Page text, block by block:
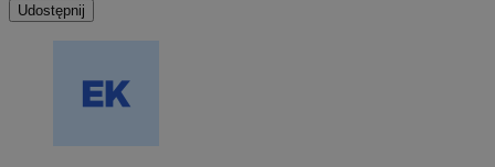
Udostępnij